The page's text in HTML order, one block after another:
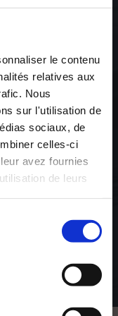
le contenu
relatives aux
Nous
sur l'utilisation de
sociaux, de
celles-ci
avez fournies
de leurs
Orchydia
CONTENU